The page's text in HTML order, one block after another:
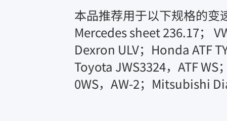
本品推荐用于以下规格的变
Mercedes sheet 236.17；
Dexron ULV；Honda ATF
Toyota JWS3324，ATF
0WS，AW-2；Mitsubishi